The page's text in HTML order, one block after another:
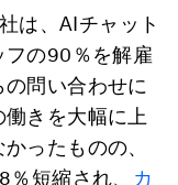
は、AIチャット
フの90％を解雇
問い合わせに
きを大幅に上
ったものの、
短縮され、
カ